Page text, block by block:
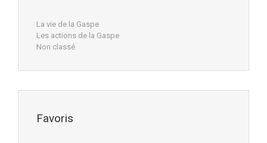
La vie de la Gaspe
Les actions de la Gaspe
Non classé
Favoris